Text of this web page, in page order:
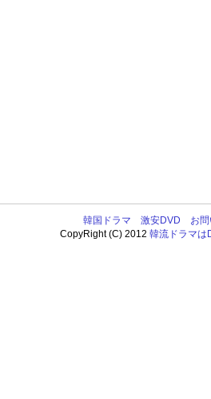
韓国ドラマ 激安DVD
お
CopyRight (C) 2012韓流ドラマは